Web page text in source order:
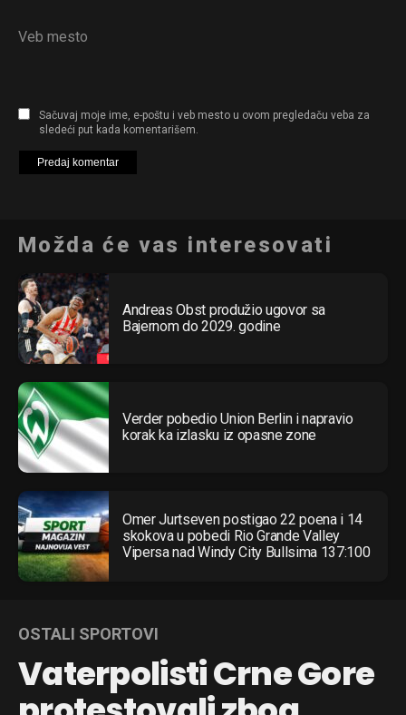
Veb mesto
Sačuvaj moje ime, e-poštu i veb mesto u ovom pregledaču veba za
sledeći put kada komentarišem.
Možda će vas interesovati
Andreas Obst produžio ugovor sa
Bajernom do 2029. godine
Verder pobedio Union Berlin i napravio
korak ka izlasku iz opasne zone
Omer Jurtseven postigao 22 poena i 14
skokova u pobedi Rio Grande Valley
Vipersa nad Windy City Bullsima 137:100
OSTALI SPORTOVI
Vaterpolisti Crne Gore